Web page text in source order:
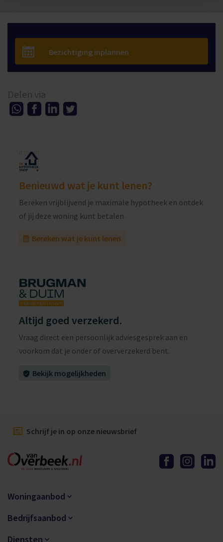
Bezichtiging inplannen
Delen via
Benieuwd wat je kunt lenen?
Bereken vrijblijvend je maximale hypotheek en ontdek
of jij deze woning kunt betalen.
Bereken wat je kunt lenen
Altijd goed verzekerd.
Vraag direct een persoonlijk adviesgesprek aan en
voorkom dat je onder of oververzekerd bent.
Bekijk mogelijkheden
Schrijf je in op onze nieuwsbrief
Woningaanbod
Bedrijfsaanbod
Diensten